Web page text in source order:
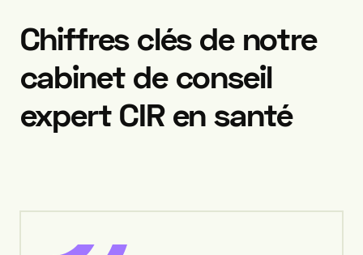
Chiffres clés de notre
cabinet de conseil
expert CIR en santé